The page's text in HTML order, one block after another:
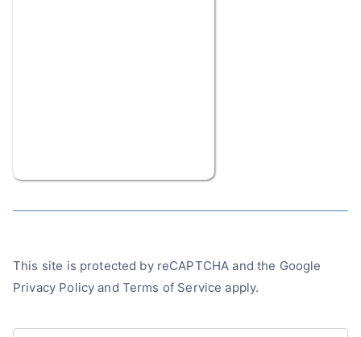
This site is protected by reCAPTCHA and the Google
Privacy Policy and Terms of Service apply.